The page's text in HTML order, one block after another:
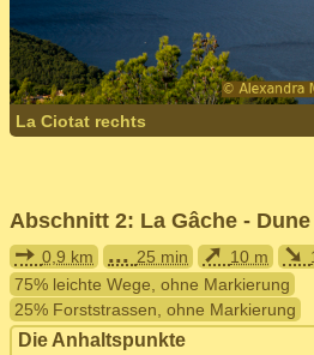
La Ciotat rechts
Abschnitt 2: La Gâche -
➙ 0,9 km ... 25 min ➚ 10 m ➘
75% leichte Wege, ohne Markierung
25% Forststrassen, ohne Markierung
Die Anhaltspunkte